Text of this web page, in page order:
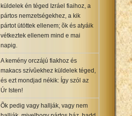
küldelek én téged Izráel fiaihoz, a
pártos nemzetségekhez, a kik
pártot ütöttek ellenem; õk és atyáik
vétkeztek ellenem mind e mai
napig.
A kemény orczájú fiakhoz és
makacs szívûekhez küldelek téged,
és ezt mondjad nékik: Így szól az
Úr Isten!
Õk pedig vagy hallják, vagy nem